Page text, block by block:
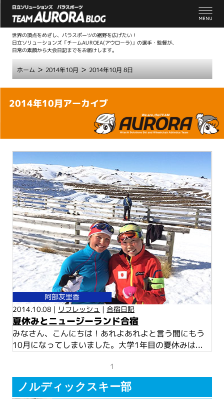
世界の頂点をめざし、パラスポーツの裾野を広げたい！
日立ソリューションズ「チームAUROEA(アウローラ)」の選手・監督が、
日常の素顔から大会日記までをお届けします。
ホーム > 2014年10月 > 2014年10月 8日
本
2014年10月アーカイブ
阿部友里香
2014.10.08 | リフレッシュ | 合宿日記
夏休みとニュージーランド合宿
みなさん、こんにちは！あれよあれよと言う間にもう
10月になってしまいました。大学1年目の夏休みは...
1
ノルディックスキー部